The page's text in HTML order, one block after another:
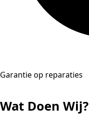
Garantie op reparaties
Wat Doen Wij?